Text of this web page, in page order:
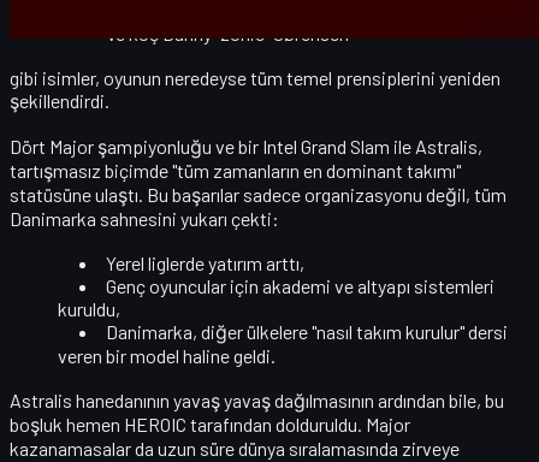
Ve koç Danny "zonic" Sørensen
gibi isimler, oyunun neredeyse tüm temel prensiplerini yeniden
şekillendirdi.
Dört Major şampiyonluğu ve bir Intel Grand Slam ile Astralis,
tartışmasız biçimde "tüm zamanların en dominant takımı"
statüsüne ulaştı. Bu başarılar sadece organizasyonu değil, tüm
Danimarka sahnesini yukarı çekti:
Yerel liglerde yatırım arttı,
Genç oyuncular için akademi ve altyapı sistemleri
kuruldu,
Danimarka, diğer ülkelere "nasıl takım kurulur" dersi
veren bir model haline geldi.
Astralis hanedanının yavaş yavaş dağılmasının ardından bile, bu
boşluk hemen HEROIC tarafından dolduruldu. Major
kazanamasalar da uzun süre dünya sıralamasında zirveye